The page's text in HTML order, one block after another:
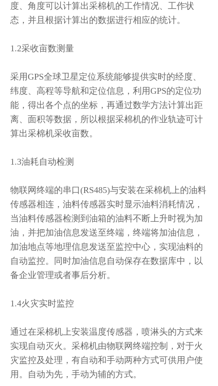
度、角度可以计算出采棉机的工作情况、工作状
态，并且根据计算出的数据进行相应的统计。
1.2采收亩数测量
采用GPS全球卫星定位系统能够提供实时的经度、
纬度、高程等导航和定位信息，利用GPS的定位功
能，得出各个点的坐标，再通过数学方法计算出距
离、面积等数据，所以根据采棉机的作业轨迹可计
算出采棉机采收亩数。
1.3油耗自动检测
物联网终端的串口(RS485)与安装在采棉机上的油料
传感器相连，油料传感器实时显示油料消耗情况，
当油料传感器检测到油箱的油料不断上升时视为加
油，并把加油信息发送至终端，终端将加油信息，
加油地点等地理信息发送至监控中心，实现油料的
自动监控。同时加油信息自动保存在数据库中，以
备企业管理或者事后分析。
1.4火灾实时监控
通过在采棉机上安装温度传感器，喷淋头的方式来
实现自动灭火。采棉机由物联网终端控制，对于火
灾监控及处理，有自动和手动两种方式可供用户使
用。自动为先，手动为辅的方式。